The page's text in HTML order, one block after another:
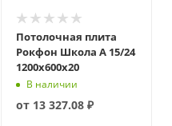
Потолочная плита
Рокфон Школа A 15/24
1200x600x20
В наличии
от 13 327.08 ₽